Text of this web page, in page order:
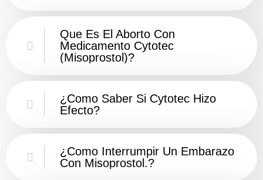
Que Es El Aborto Con
Medicamento Cytotec
(misoprostol)?
¿Como Saber Si Cytotec Hizo
Efecto?
¿como Interrumpir Un Embarazo
Con Misoprostol.?